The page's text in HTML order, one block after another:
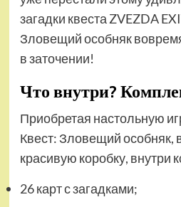
загадки квеста ZVEZDA
Зловещий особняк
в заточении!
Что внутри?
Приобретая настольную
Квест: Зловещий особняк,
красивую коробку, внутри
26 карт с загадками;